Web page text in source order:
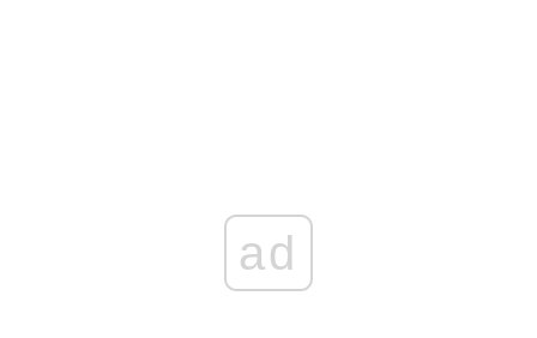
Przeczytaj zawartość działuad